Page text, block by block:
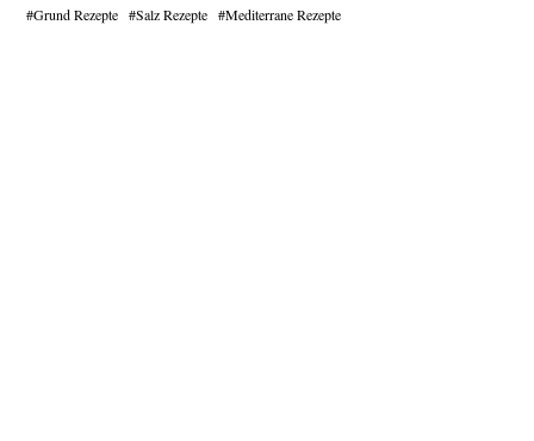
Grund Rezepte Salz Rezepte Mediterrane Rezepte